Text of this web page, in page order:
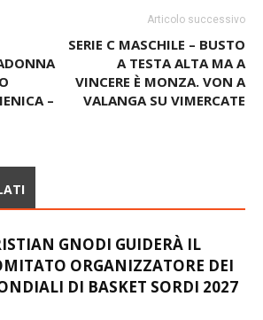
–
Articolo successivo
SERIE C MASCHILE – BUSTO
A TESTA ALTA MA A
VINCERE È MONZA. VON A
VALANGA SU VIMERCATE
GNODI GUIDERÀ IL
ORGANIZZATORE DEI
DI BASKET SORDI 2027